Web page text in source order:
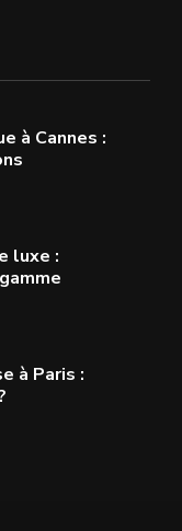
à Cannes :
luxe :
à Paris :